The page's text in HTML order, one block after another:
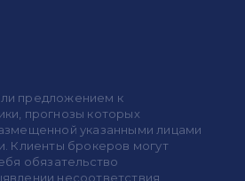
предложением к
прогнозы которых
указанными лицами
Клиенты брокеров могут
обязательство
несоответствия